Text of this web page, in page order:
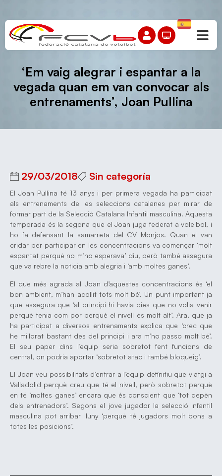
‘Em vaig alegrar i espantar a la
vegada quan em van convocar als
entrenaments’, Joan Pullina
29/03/2018 Sin categoría
El Joan Pullina té 13 anys i per primera vegada ha participat
als entrenaments de les seleccions catalanes per mirar de
formar part de la Selecció Catalana Infantil masculina. Aquesta
temporada és la segona que el Joan juga federat a voleibol, i
ho fa defensant la samarreta del CV Monjos. Quan el van
cridar per participar en les concentracions va començar ‘molt
espantat perquè no m’ho esperava’ diu, però també assegura
que va rebre la noticia amb alegria i ‘amb moltes ganes’.
El que més agrada al Joan d’aquestes concentracions és ‘el
bon ambient, m’han acollit tots molt bé’. Un punt important ja
que assegura que ‘al principi hi havia dies que no volia venir
perquè tenia com por perquè el nivell és molt alt’. Ara, que ja
ha participat a diversos entrenaments explica que ‘crec que
he millorat bastant des del principi i ara m’ho passo molt bé’.
El seu paper dins l’equip seria sobretot fent funcions de
central, on podria aportar ‘sobretot atac i també bloqueig’.
El Joan veu possibilitats d’entrar a l’equip definitiu que viatgi a
Valladolid perquè creu que té el nivell, però sobretot perquè
en té ‘moltes ganes’ encara que és conscient que ‘tot depèn
dels entrenadors’. Segons el jove jugador la selecció infantil
masculina pot arribar lluny ‘perquè té jugadors molt bons a
totes les posicions’.